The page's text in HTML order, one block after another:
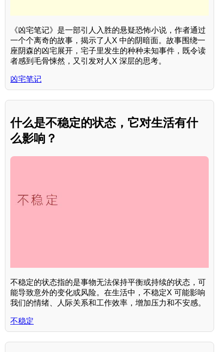
《凶宅笔记》是一部引人入胜的悬疑恐怖小说，作者通过
一个个离奇的故事，揭示了人X 中的阴暗面。故事围绕一
座阴森的凶宅展开，宅子里发生的种种未知事件，既令读
者感到毛骨悚然，又引发对人X 深层的思考。
凶宅笔记
什么是不稳定的状态，它对生活有什
么影响？
不稳定的状态指的是事物无法保持平衡或持续的状态，可
能导致意外的变化或风险。在生活中，不稳定X 可能影响
我们的情绪、人际关系和工作效率，增加压力和不安感。
不稳定